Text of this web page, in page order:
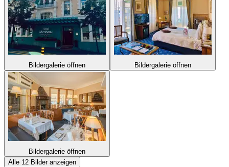
Bildergalerie öffnen Bildergalerie öffnen
Bildergalerie öffnen
Alle 12 Bilder anzeigen